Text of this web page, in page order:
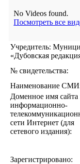
No Videos found.
Посмотреть все
Учредитель:
«Дубовская
№ свидетельства:
Наименование
Доменное имя сайта
информационно-
сети Интернет (для
сетевого издания):
Зарегистрировано: